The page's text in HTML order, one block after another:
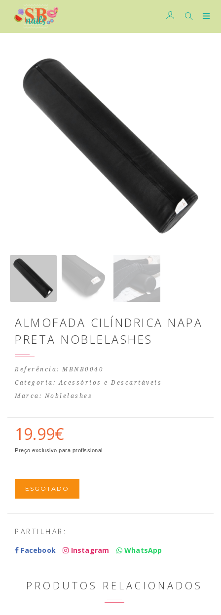
ALMOFADA CILÍNDRICA NAPA
PRETA NOBLELASHES
Referência: MBNB0040
Categoria:Acessórios e Descartáveis
Marca: Noblelashes
19.99€
Preço exclusivo para profissional
ESGOTADO
PARTILHAR:
Facebook
Instagram WhatsApp
PRODUTOS RELACIONADOS